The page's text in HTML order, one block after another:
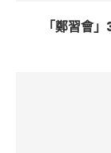
「鄭習會